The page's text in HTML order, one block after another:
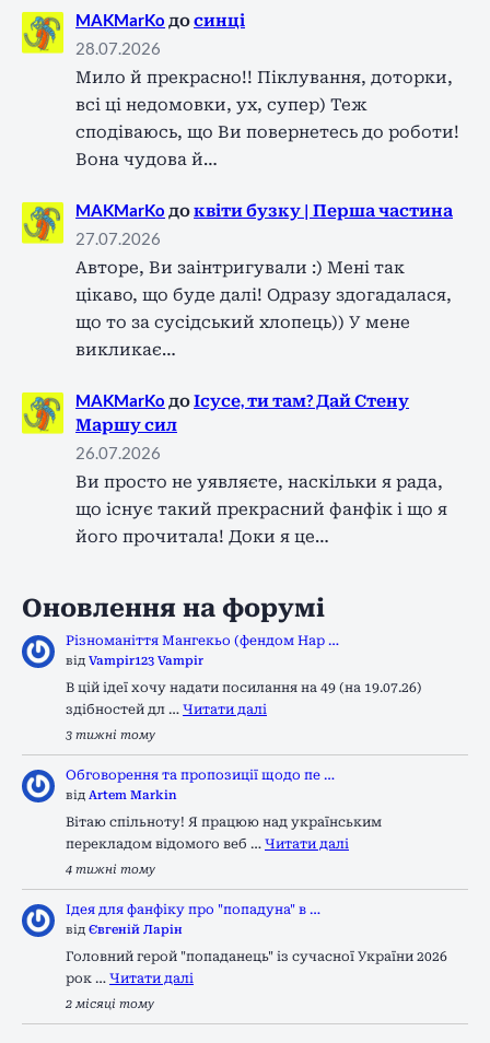
MAKMarKo досинці
28.07.2026
Мило й прекрасно!! Піклування, доторки,
всі ці недомовки, ух, супер) Теж
сподіваюсь, що Ви повернетесь до роботи!
Вона чудова й…
MAKMarKo доквіти бузку | Перша частина
27.07.2026
Авторе, Ви заінтригували :) Мені так
цікаво, що буде далі! Одразу здогадалася,
що то за сусідський хлопець)) У мене
викликає…
MAKMarKo доІсусе, ти там? Дай Стену
Маршу сил
26.07.2026
Ви просто не уявляєте, наскільки я рада,
що існує такий прекрасний фанфік і що я
його прочитала! Доки я це…
Оновлення на форумі
Різноманіття Мангекьо (фендом Нар …
від Vampir123 Vampir
В цій ідеї хочу надати посилання на 49 (на 19.07.26)
здібностей дл … Читати далі
3 тижні тому
Обговорення та пропозиції щодо пе …
від Artem Markin
Вітаю спільноту! Я працюю над українським
перекладом відомого веб … Читати далі
4 тижні тому
Ідея для фанфіку про "попадуна" в …
від Євгеній Ларін
Головний герой "попаданець" із сучасної України 2026
рок … Читати далі
2 місяці тому